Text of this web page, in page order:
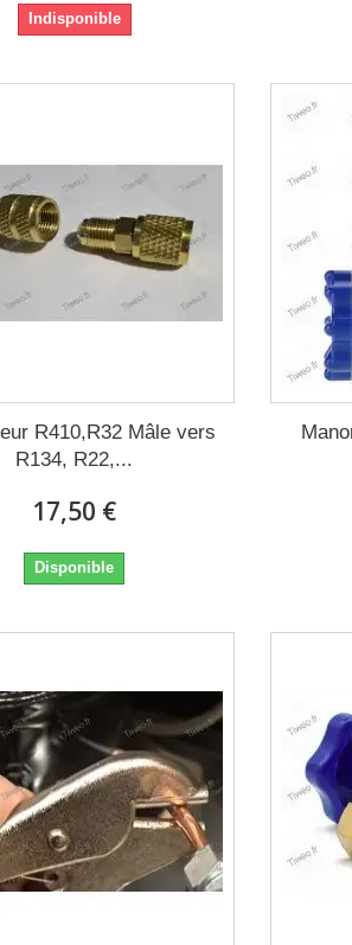
Indisponible
R410,R32 Mâle vers
R134, R22,...
17,50 €
Disponible